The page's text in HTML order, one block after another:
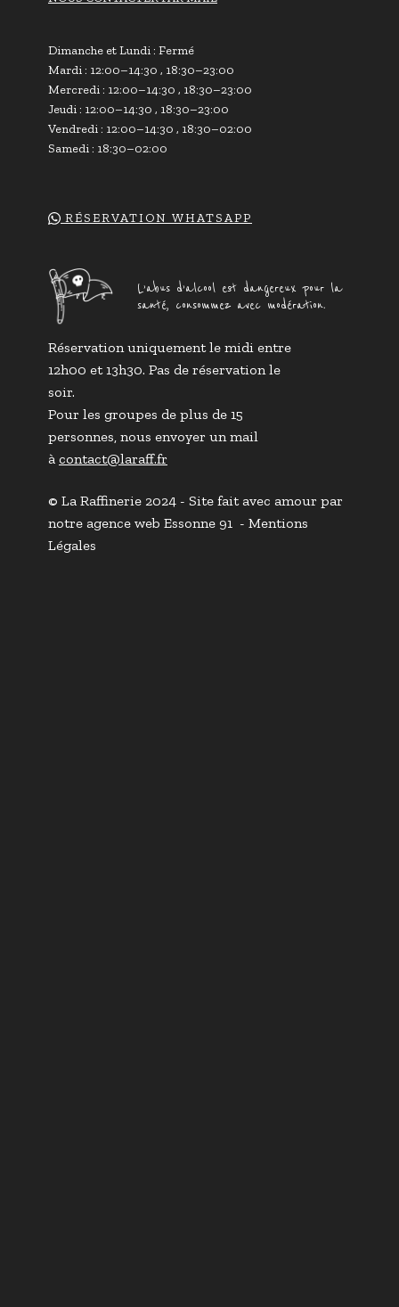
Dimanche et Lundi : Fermé
Mardi : 12:00–14:30 , 18:30–23:00
Mercredi : 12:00–14:30 , 18:30–23:00
Jeudi : 12:00–14:30 , 18:30–23:00
Vendredi : 12:00–14:30 , 18:30–02:00
Samedi : 18:30–02:00
RÉSERVATION WHATSAPP
L’abus d’alcool est dangereux pour la
santé, consommez avec modération.
Réservation uniquement le midi entre
12h00 et 13h30. Pas de réservation le
soir.
Pour les groupes de plus de 15
personnes, nous envoyer un mail
à contact@laraff.fr
© La Raffinerie 2024 - Site fait avec amour par
notre agence web Essonne 91 - Mentions
Légales